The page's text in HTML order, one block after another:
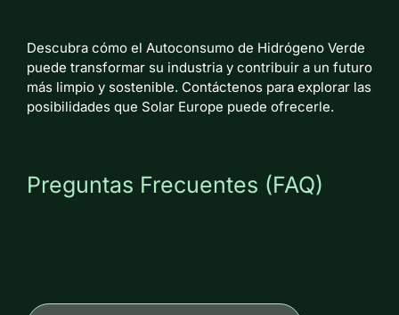
Preguntas Frecuentes (FAQ)
Descubra cómo el Autoconsumo de Hidrógeno Verde
puede transformar su industria y contribuir a un futuro
más limpio y sostenible. Contáctenos para explorar las
posibilidades que Solar Europe puede ofrecerle.